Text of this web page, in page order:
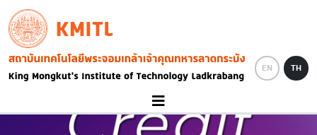
Skip to main content
KMITL
Image
EN TH